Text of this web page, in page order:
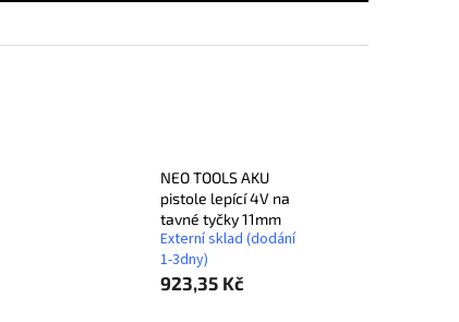
NEO TOOLS AKU
pistole lepící 4V na
tavné tyčky 11mm
Externí sklad (dodání
1-3dny)
923,35 Kč